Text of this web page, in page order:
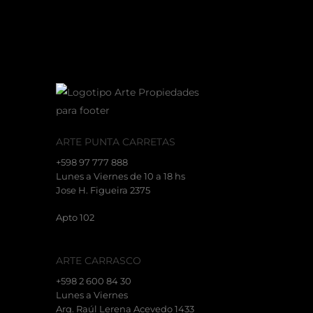
ARTE PUNTA CARRETAS
+598 97 777 888
Lunes a Viernes de 10 a 18 hs
Jose H. Figueira 2375
Apto 102
ARTE CARRASCO
+598 2 600 84 30
Lunes a Viernes
Arq. Raúl Lerena Acevedo 1433